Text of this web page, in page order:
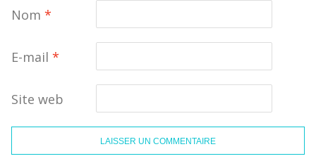
Nom *
E-mail *
Site web